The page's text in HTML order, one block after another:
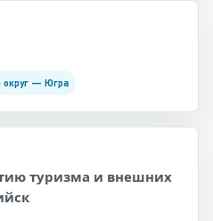
округ — Югра
туризма и внешних